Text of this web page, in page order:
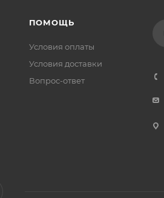
ПОМОЩЬ
Условия оплаты
Условия доставки
Вопрос-ответ